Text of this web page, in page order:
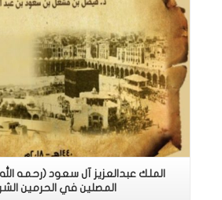
الملك عبدالعزيز آل سعود (رحمه
المصلين في الحرمين